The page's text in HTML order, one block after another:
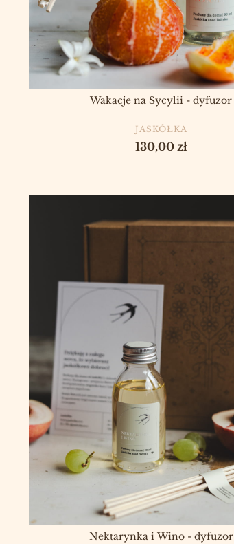
Wakacje na Sycylii - dyfuzor
PRODUCENT
JASKÓŁKA
Cena
130,00 zł
Nektarynka i Wino - dyfuzor